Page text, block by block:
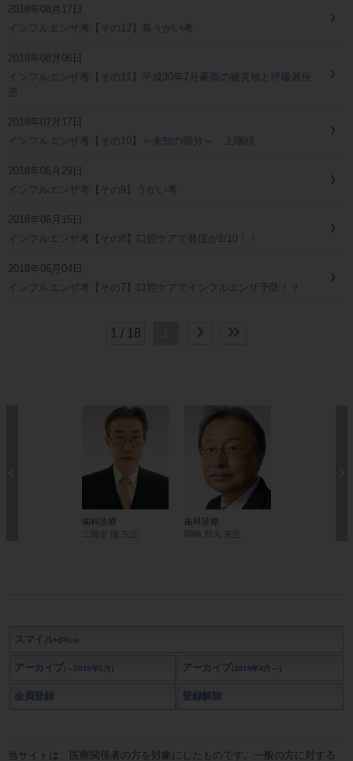
2018年08月17日
インフルエンザ考【その12】鼻うがい考
2018年08月06日
インフルエンザ考【その11】平成30年7月豪雨の被災地と呼吸器疾
患
2018年07月17日
インフルエンザ考【その10】～未知の部分～ 上咽頭
2018年06月29日
インフルエンザ考【その9】うがい考
2018年06月15日
インフルエンザ考【その8】口腔ケアで発症が1/10！！
2018年06月04日
インフルエンザ考【その7】口腔ケアでインフルエンザ予防！？
1 / 18 › »
歯科診療
二階堂 徹 先生
歯科診療
関崎 和夫 先生
スマイル+(Plus)
アーカイブ(～2019年3月) アーカイブ(2019年4月～)
会員登録 登録解除
当サイトは、医療関係者の方を対象にしたものです。一般の方に対する